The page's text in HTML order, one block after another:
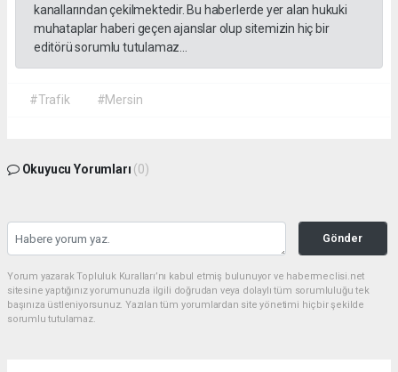
kanallarından çekilmektedir. Bu haberlerde yer alan hukuki
muhataplar haberi geçen ajanslar olup sitemizin hiç bir
editörü sorumlu tutulamaz...
#Trafik #Mersin
Okuyucu Yorumları (0)
Gönder
Yorum yazarak Topluluk Kuralları’nı kabul etmiş bulunuyor ve habermeclisi.net
sitesine yaptığınız yorumunuzla ilgili doğrudan veya dolaylı tüm sorumluluğu tek
başınıza üstleniyorsunuz. Yazılan tüm yorumlardan site yönetimi hiçbir şekilde
sorumlu tutulamaz.